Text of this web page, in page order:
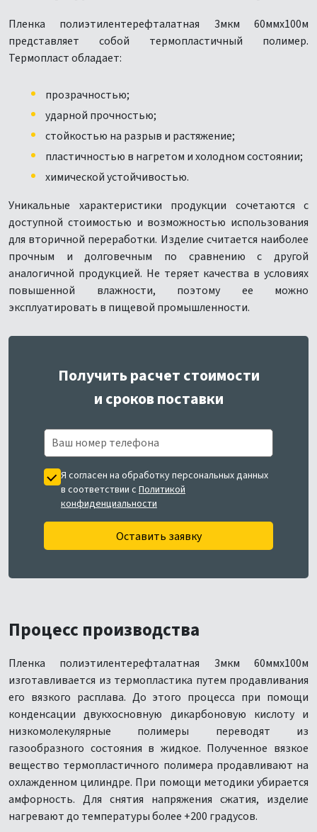
Пленка полиэтилентерефталатная 3мкм 60ммх100м
представляет собой термопластичный полимер.
Термопласт обладает:
прозрачностью;
ударной прочностью;
стойкостью на разрыв и растяжение;
пластичностью в нагретом и холодном состоянии;
химической устойчивостью.
Уникальные характеристики продукции сочетаются с
доступной стоимостью и возможностью использования
для вторичной переработки. Изделие считается наиболее
прочным и долговечным по сравнению с другой
аналогичной продукцией. Не теряет качества в условиях
повышенной влажности, поэтому ее можно
эксплуатировать в пищевой промышленности.
Получить расчет стоимости
и сроков поставки
Я согласен на обработку персональных данных
в соответствии с Политикой
конфиденциальности
Оставить заявку
Процесс производства
Пленка полиэтилентерефталатная 3мкм 60ммх100м
изготавливается из термопластика путем продавливания
его вязкого расплава. До этого процесса при помощи
конденсации двукхосновную дикарбоновую кислоту и
низкомолекулярные полимеры переводят из
газообразного состояния в жидкое. Полученное вязкое
вещество термопластичного полимера продавливают на
охлажденном цилиндре. При помощи методики убирается
амфорность. Для снятия напряжения сжатия, изделие
нагревают до температуры более +200 градусов.